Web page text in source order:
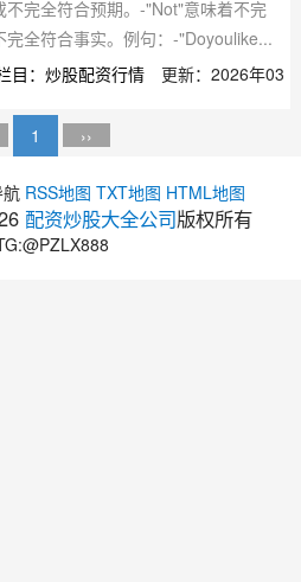
完全符合预期。-"Not"意味着不完
全符合事实。例句：-"Doyoulike...
目：炒股配资行情
更新：2026年03
1 ››
RSS地图 TXT地图 HTML地图
配资炒股大全公司版权所有